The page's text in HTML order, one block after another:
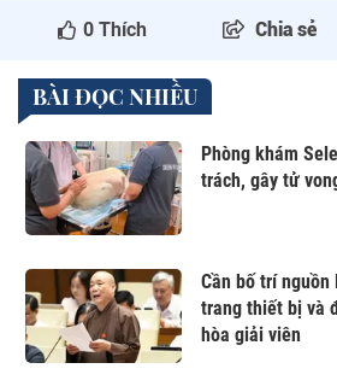
0 Thích Chia sẻ
BÀI ĐỌC NHIỀU
Phòng khám
trách, gây tử
Cần bố trí
trang thiết bị và
hòa giải viên